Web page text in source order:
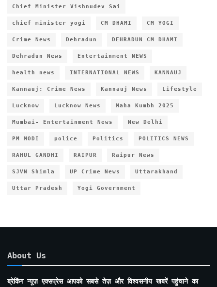
Chief Minister Vishnudev Sai
chief minister yogi CM DHAMI CM YOGI
Crime News Dehradun DEHRADUN CM DHAMI
Dehradun News Entertainment NEWS
health news INTERNATIONAL NEWS KANNAUJ
Kannauj: Crime News Kannauj News Lifestyle
Lucknow Lucknow News Maha Kumbh 2025
Mumbai- Entertainment News New Delhi
PM MODI police Politics POLITICS NEWS
RAHUL GANDHI RAIPUR Raipur News
SJVN Shimla UP Crime News Uttarakhand
Uttar Pradesh Yogi Government
About Us
ब्रेकिंग न्यूज़ एक्सप्रेस आपको सबसे तेज़ और विश्वसनीय खबरें पहुंचाने का